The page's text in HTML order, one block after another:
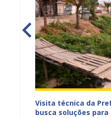
Visita técnica da
busca soluções